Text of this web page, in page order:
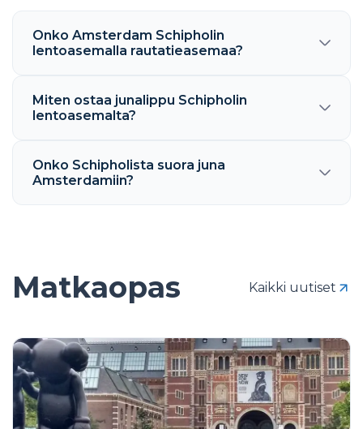
Onko Amsterdam Schipholin
lentoasemalla rautatieasemaa?
Miten ostaa junalippu Schipholin
lentoasemalta?
Onko Schipholista suora juna
Amsterdamiin?
Matkaopas Kaikki uutiset